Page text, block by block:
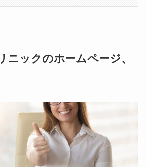
ニックのホームページ、